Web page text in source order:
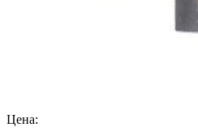
Цена: